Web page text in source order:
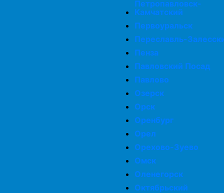
Петропавловск-
Камчатский
Первоуральск
Переславль-
Пенза
Павловский Посад
Павлово
Озерск
Орск
Оренбург
Орел
Орехово-Зуево
Омск
Оленегорск
Октябрьский